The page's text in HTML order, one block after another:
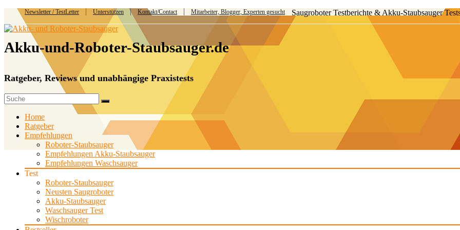
Newsletter / TestLetter Unterstützen Kontakt/Contact Mitarbeiter, Blogger, Experten gesucht Saugroboter Testberichte & Akku-Staubsauger
Akku-und-Roboter-Staubsauger.de
Ratgeber, Reviews und unabhängige Praxistests
Home
Ratgeber
Empfehlungen
Roboter-Staubsauger
Empfehlungen Akku-Staubsauger
Empfehlungen Waschsauger
Test
Roboter-Staubsauger
Neusten Saugroboter
Akku-Staubsauger
Waschsauger Test
Wischroboter